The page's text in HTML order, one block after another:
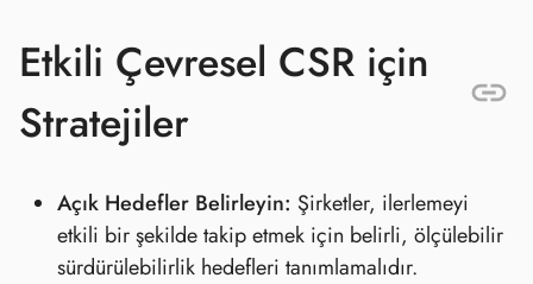
Etkili Çevresel CSR için
Stratejiler
Açık Hedefler Belirleyin: Şirketler, ilerlemeyi
etkili bir şekilde takip etmek için belirli, ölçülebilir
sürdürülebilirlik hedefleri tanımlamalıdır.